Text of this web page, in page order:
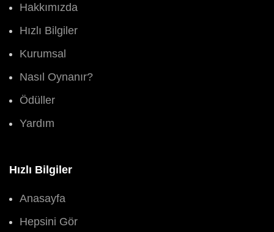
Hakkımızda
Hızlı Bilgiler
Kurumsal
Nasıl Oynanır?
Ödüller
Yardım
Hızlı Bilgiler
Anasayfa
Hepsini Gör